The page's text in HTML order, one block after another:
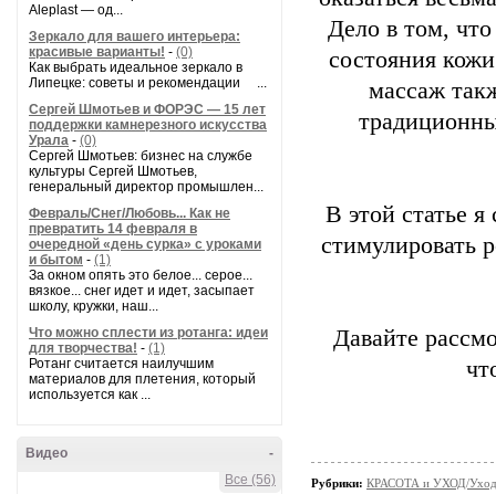
Aleplast — од...
Зеркало для вашего интерьера:
красивые варианты! - (0)
Как выбрать идеальное зеркало в
Липецке: советы и рекомендации ...
Сергей Шмотьев и ФОРЭС — 15 лет
поддержки камнерезного искусства
Урала - (0)
Сергей Шмотьев: бизнес на службе
культуры Сергей Шмотьев,
генеральный директор промышлен...
Февраль/Снег/Любовь... Как не
превратить 14 февраля в
очередной «день сурка» с уроками
и бытом - (1)
За окном опять это белое... серое...
вязкое... снег идет и идет, засыпает
школу, кружки, наш...
Что можно сплести из ротанга: идеи
для творчества! - (1)
Ротанг считается наилучшим
материалов для плетения, который
используется как ...
-
Видео
Все (56)
Дело в том,
состояния
массаж
В этой статье
стимулировать
Давайте
Рубрики: КРАСОТА и УХОД/Уход